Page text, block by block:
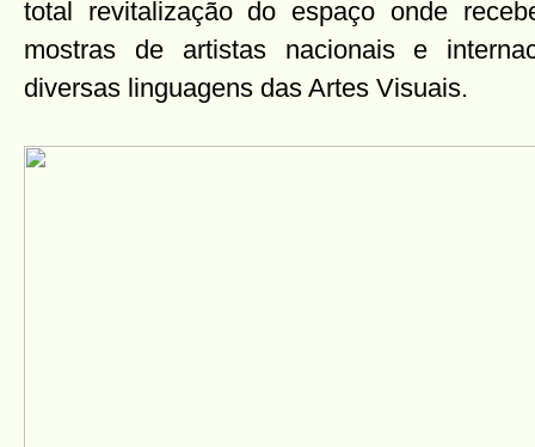
total revitalização do espaço onde
mostras de artistas nacionais e
diversas linguagens das Artes Visuais.